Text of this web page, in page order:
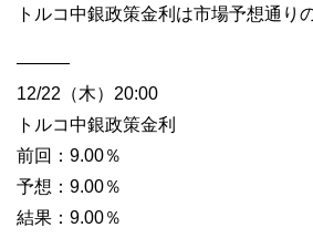
トルコ中銀政策金利は市場予想通り
———
12/22（木）20:00
トルコ中銀政策金利
前回：9.00％
予想：9.00％
結果：9.00％